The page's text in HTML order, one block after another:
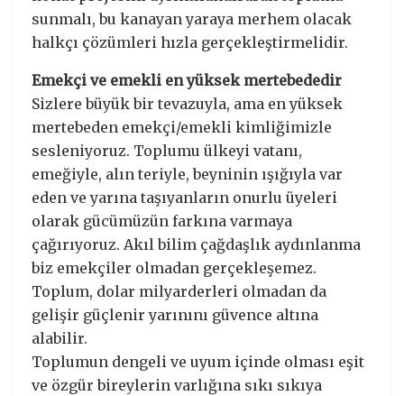
sunmalı, bu kanayan yaraya merhem olacak
halkçı çözümleri hızla gerçekleştirmelidir.
Emekçi ve emekli en yüksek mertebededir
Sizlere büyük bir tevazuyla, ama en yüksek
mertebeden emekçi/emekli kimliğimizle
sesleniyoruz. Toplumu ülkeyi vatanı,
emeğiyle, alın teriyle, beyninin ışığıyla var
eden ve yarına taşıyanların onurlu üyeleri
olarak gücümüzün farkına varmaya
çağırıyoruz. Akıl bilim çağdaşlık aydınlanma
biz emekçiler olmadan gerçekleşemez.
Toplum, dolar milyarderleri olmadan da
gelişir güçlenir yarınını güvence altına
alabilir.
Toplumun dengeli ve uyum içinde olması eşit
ve özgür bireylerin varlığına sıkı sıkıya